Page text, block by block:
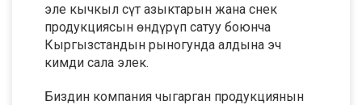
эле кычкыл сүт азыктарын жана снек
продукциясын өндүрүп сатуу боюнча
Кыргызстандын рыногунда алдына эч
кимди сала элек.
Биздин компания чыгарган продукциянын